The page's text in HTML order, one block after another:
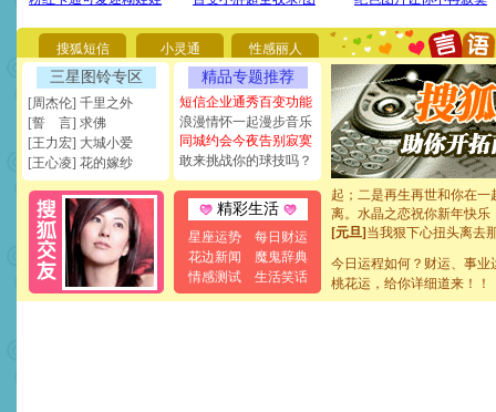
搜狐短信 小灵通 性感丽人
三星图铃专区
[周杰伦] 千里之外
[誓 言] 求佛
[王力宏] 大城小爱
[王心凌] 花的嫁纱
精品专题推荐
短信企业通秀百变功能
浪漫情怀一起漫步音乐
同城约会今夜告别寂寞
敢来挑战你的球技吗？
精彩生活
星座运势
每日财运
花边新闻
魔鬼辞典
情感测试
生活笑话
[圣诞节]不只这样的日子才
能正大光明地骚扰你,告诉
天都要快乐噢!
[圣诞节]奉上一颗祝福的心,
如意,快乐,鲜花,一切美好的
[元旦]看到你我会触电；看
断电。爱你是我职业，想
你是我专业！水晶之恋祝你
[元旦]如果上天让我许三个
起；二是再生再世和你在
离。水晶之恋祝你新年快乐
[元旦]当我狠下心扭头离去
泣，这痛楚让我明白我多
卖了。水晶之恋祝你新年快
[春节]风柔雨润好月圆，半
颜！冬去春来似水如烟，
今日运程如何？财运、事业
桃花运，给你详细道来！！